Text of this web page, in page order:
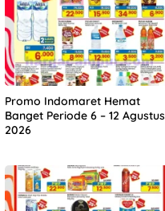
Promo Indomaret Hemat
Banget Periode 6 – 12 Agustus
2026